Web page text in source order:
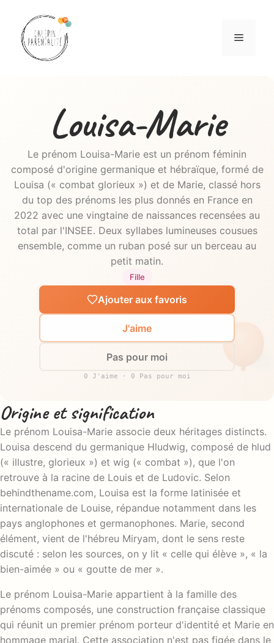
contenu
Menu
Louisa-Marie
Le prénom Louisa-Marie est un prénom féminin
composé d'origine germanique et hébraïque, formé de
Louisa (« combat glorieux ») et de Marie, classé hors
du top des prénoms les plus donnés en France en
2022 avec une vingtaine de naissances recensées au
total par l'INSEE. Deux syllabes lumineuses cousues
ensemble, comme un ruban posé sur un berceau au
petit matin.
Fille
Ajouter aux favoris
J'aime
Pas pour moi
0 J'aime · 0 Pas pour moi
Origine et signification
Le prénom Louisa-Marie associe deux héritages distincts.
Louisa descend du germanique Hludwig, composé de hlud
(« illustre, glorieux ») et wig (« combat »), que l'on
retrouve à la racine de Louis et de Ludovic. Selon
behindthename.com, Louisa est la forme latinisée et
internationale de Louise, répandue notamment dans les
pays anglophones et germanophones. Marie, second
élément, vient de l'hébreu Miryam, dont le sens reste
discuté : selon les sources, on y lit « celle qui élève », « la
bien-aimée » ou « goutte de mer ».
Le prénom Louisa-Marie appartient à la famille des
prénoms composés, une construction française classique
qui réunit un premier prénom porteur d'identité et Marie en
hommage marial. Cette association n'est pas figée dans le